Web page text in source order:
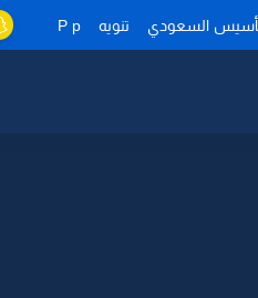
السعودي تنويه P p